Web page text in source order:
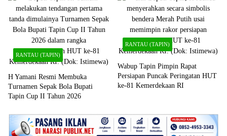
RANTAU (TAPIN)
H Yamani Resmi Membuka
Turnamen Sepak Bola Bupati
Tapin Cup II Tahun 2026
RANTAU (TAPIN)
Wabup Tapin Pimpin Rapat
Persiapan Puncak Peringatan HUT
ke-81 Kemerdekaan RI